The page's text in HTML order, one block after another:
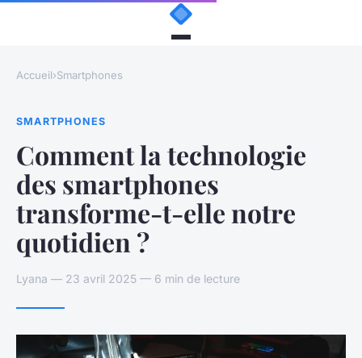
Accueil›Smartphones
SMARTPHONES
Comment la technologie
des smartphones
transforme-t-elle notre
quotidien ?
Lyana — 23 avril 2025 — 6 min de lecture